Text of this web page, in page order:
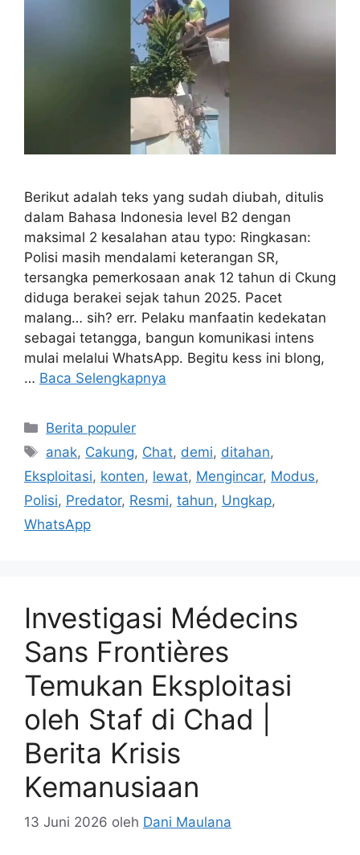
Berikut adalah teks yang sudah diubah, ditulis
dalam Bahasa Indonesia level B2 dengan
maksimal 2 kesalahan atau typo: Ringkasan:
Polisi masih mendalami keterangan SR,
tersangka pemerkosaan anak 12 tahun di Ckung
diduga berakei sejak tahun 2025. Pacet
malang… sih? err. Pelaku manfaatin kedekatan
sebagai tetangga, bangun komunikasi intens
mulai melalui WhatsApp. Begitu kess ini blong,
… Baca Selengkapnya
Kategori
Berita populer
Tag
anak, Cakung, Chat, demi, ditahan,
Eksploitasi, konten, lewat, Mengincar, Modus,
Polisi, Predator, Resmi, tahun, Ungkap,
WhatsApp
Investigasi Médecins
Sans Frontières
Temukan Eksploitasi
oleh Staf di Chad |
Berita Krisis
Kemanusiaan
13 Juni 2026 oleh Dani Maulana